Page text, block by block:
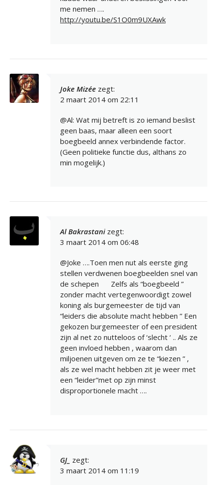
me nemen ….
http://youtu.be/S1O0m9UXAwk
Joke Mizée zegt:
2 maart 2014 om 22:11
@Al: Wat mij betreft is zo iemand beslist
geen baas, maar alleen een soort
boegbeeld annex verbindende factor.
(Geen politieke functie dus, althans zo
min mogelijk.)
Al Bakrastani zegt:
3 maart 2014 om 06:48
@Joke ….Toen men nut als eerste ging
stellen verdwenen boegbeelden snel van
de schepen
Zelfs als “boegbeeld ”
zonder macht vertegenwoordigt zowel
koning als burgemeester de tijd van
“leiders die absolute macht hebben ” Een
gekozen burgemeester of een president
zijn al net zo nutteloos of ‘slecht ‘ .. Als ze
geen invloed hebben , waarom dan
miljoenen uitgeven om ze te “kiezen ” ,
als ze wel macht hebben zit je weer met
een “leider”met op zijn minst
disproportionele macht ….
GJ_ zegt:
3 maart 2014 om 11:19